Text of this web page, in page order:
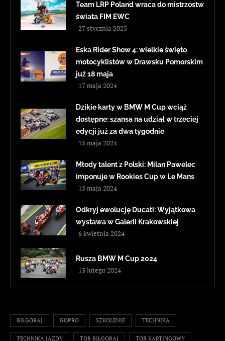
Team LRP Poland wraca do mistrzostw
świata FIM EWC
27 stycznia 2025
Eska Rider Show 4: wielkie święto
motocyklistów w Drawsku Pomorskim
już 18 maja
17 maja 2024
Dzikie karty w BMW M Cup wciąż
dostępne: szansa na udział w trzeciej
edycji już za dwa tygodnie
15 maja 2024
Młody talent z Polski: Milan Pawelec
imponuje w Rookies Cup w Le Mans
15 maja 2024
Odkryj ewolucję Ducati: Wyjątkowa
wystawa w Galerii Krakowskiej
6 kwietnia 2024
Rusza BMW M Cup 2024
13 lutego 2024
BIŁGORAJ GOPRO SZKOLENIE TECHNIKA
TECHNIKA JAZDY TOR BIŁGORAJ TOR KARTINGOWY